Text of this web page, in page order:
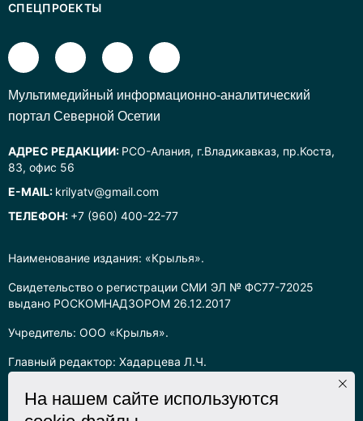
Наименование издания: «Крылья».
Свидетельство о регистрации СМИ ЭЛ № ФС77-72025
выдано РОСКОМНАДЗОРОМ 26.12.2017
Учредитель: ООО «Крылья».
Главный редактор: Хадарцева Л.Ч.
Информация на сайте предназначена для лиц старше 16 лет.
СПЕЦПРОЕКТЫ
Mультимедийный информационно-аналитический
портал Северной Осетии
АДРЕС РЕДАКЦИИ: РСО-Алания, г.Владикавказ, пр.Коста,
83, офис 56
E-MAIL: krilyatv@gmail.com
ТЕЛЕФОН: +7 (960) 400-22-77
На нашем сайте используются